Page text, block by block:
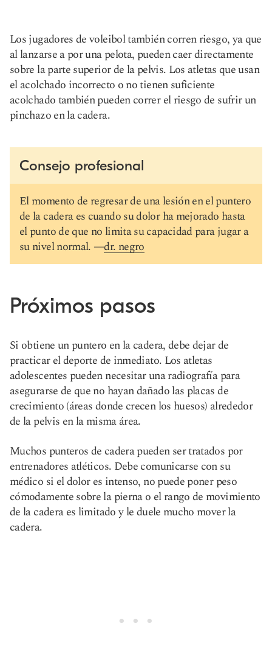
Los jugadores de voleibol también corren riesgo, ya que
al lanzarse a por una pelota, pueden caer directamente
sobre la parte superior de la pelvis. Los atletas que usan
el acolchado incorrecto o no tienen suficiente
acolchado también pueden correr el riesgo de sufrir un
pinchazo en la cadera.
Consejo profesional
El momento de regresar de una lesión en el puntero
de la cadera es cuando su dolor ha mejorado hasta
el punto de que no limita su capacidad para jugar a
su nivel normal. —dr. negro
Próximos pasos
Si obtiene un puntero en la cadera, debe dejar de
practicar el deporte de inmediato. Los atletas
adolescentes pueden necesitar una radiografía para
asegurarse de que no hayan dañado las placas de
crecimiento (áreas donde crecen los huesos) alrededor
de la pelvis en la misma área.
Muchos punteros de cadera pueden ser tratados por
entrenadores atléticos. Debe comunicarse con su
médico si el dolor es intenso, no puede poner peso
cómodamente sobre la pierna o el rango de movimiento
de la cadera es limitado y le duele mucho mover la
cadera.